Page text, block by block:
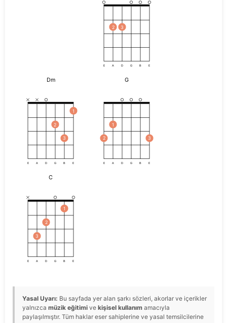
2 3
E A D G B E
Dm
2
3
1
E A D G B E
G
2
1
3
E A D G B E
C
3
2
1
E A D G B E
Yasal Uyarı: Bu sayfada yer alan şarkı sözleri, akorlar ve içerikler
yalnızca müzik eğitimi ve kişisel kullanım amacıyla
paylaşılmıştır. Tüm haklar eser sahiplerine ve yasal temsilcilerine